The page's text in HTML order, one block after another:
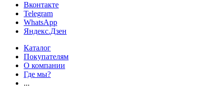
Вконтакте
Telegram
WhatsApp
Яндекс.Дзен
Каталог
Покупателям
О компании
Где мы?
...